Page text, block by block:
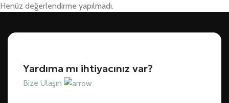
Henüz değerlendirme yapılmadı.
Yardıma mı ihtiyacınız var?
Bize Ulaşın